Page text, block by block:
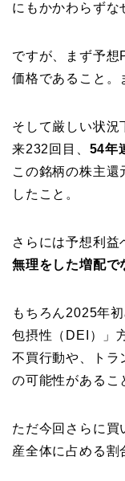
にもかかわらずな
ですが、まず予
価格であること。
そして厳しい状況
来232回目、 54年
この銘柄の株主
したこと。
さらには予想利益
無理をした増配で
もちろん2025年
包摂性（DEI）」
不買行動や、トラ
の可能性があるこ
ただ今回さらに買
産全体に占める割